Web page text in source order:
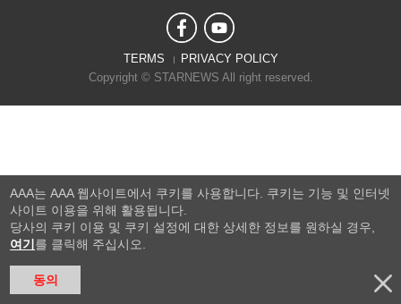
TERMS
PRIVACY POLICY
Copyright © STARNEWS All right reserved.
AAA는 AAA 웹사이트에서 쿠키를 사용합니다. 쿠키는 기능 및 인터넷
사이트 이용을 위해 활용됩니다.
당사의 쿠키 이용 및 쿠키 설정에 대한 상세한 정보를 원하실 경우,
여기 를 클릭해 주십시오.
동의